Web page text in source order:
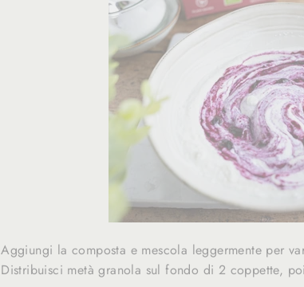
Aggiungi la composta e mescola leggermente per
Distribuisci metà granola sul fondo di 2 coppette,